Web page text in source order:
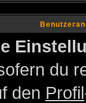
du
den Profil